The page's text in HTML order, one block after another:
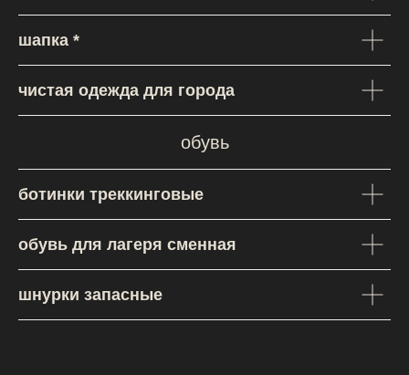
шапка *
чистая одежда для города
обувь
ботинки треккинговые
обувь для лагеря сменная
шнурки запасные